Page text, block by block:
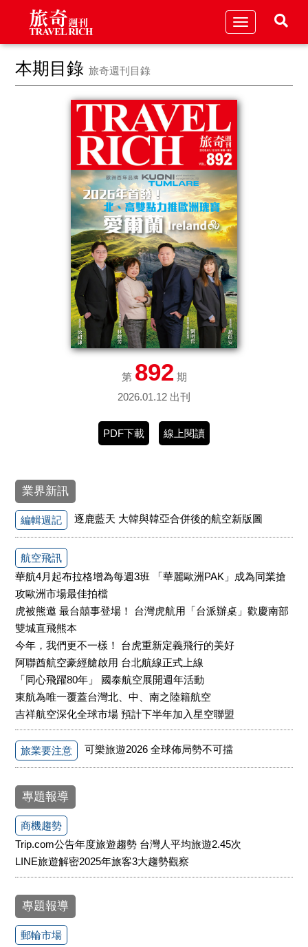
Toggle
本期目錄 旅奇週刊目錄
第 892 期
2026.01.12 出刊
PDF下載 線上閱讀
業界新訊
編輯週記 逐鹿藍天 大韓與韓亞合併後的航空新版圖
航空飛訊
華航4月起布拉格增為每週3班 「華麗歐洲PAK」成為同業搶
攻歐洲市場最佳拍檔
虎被熊邀 最台囍事登場！ 台灣虎航用「台派辦桌」歡慶南部
雙城直飛熊本
今年，我們更不一樣！ 台虎重新定義飛行的美好
阿聯酋航空豪經艙啟用 台北航線正式上線
「同心飛躍80年」 國泰航空展開週年活動
東航為唯一覆蓋台灣北、中、南之陸籍航空
吉祥航空深化全球市場 預計下半年加入星空聯盟
旅業要注意 可樂旅遊2026 全球佈局勢不可擋
專題報導
商機趨勢
Trip.com公告年度旅遊趨勢 台灣人平均旅遊2.45次
LINE旅遊解密2025年旅客3大趨勢觀察
專題報導
郵輪市場